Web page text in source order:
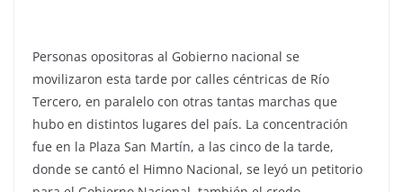
Personas opositoras al Gobierno nacional se
movilizaron esta tarde por calles céntricas de Río
Tercero, en paralelo con otras tantas marchas que
hubo en distintos lugares del país. La concentración
fue en la Plaza San Martín, a las cinco de la tarde,
donde se cantó el Himno Nacional, se leyó un petitorio